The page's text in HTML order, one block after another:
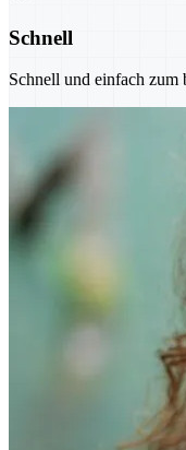
Schnell
Schnell und einfach zum